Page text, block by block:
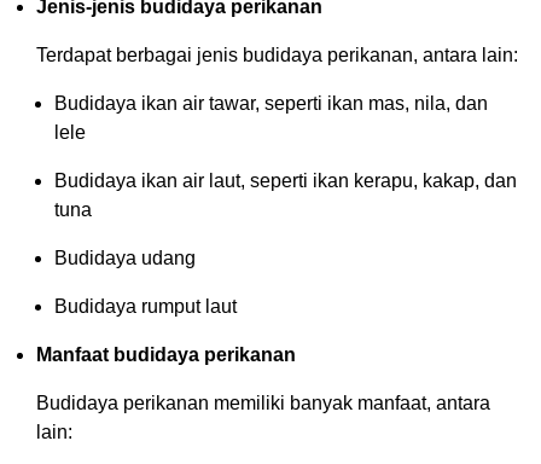
Jenis-jenis budidaya perikanan
Terdapat berbagai jenis budidaya perikanan, antara lain:
Budidaya ikan air tawar, seperti ikan mas, nila, dan
lele
Budidaya ikan air laut, seperti ikan kerapu, kakap, dan
tuna
Budidaya udang
Budidaya rumput laut
Manfaat budidaya perikanan
Budidaya perikanan memiliki banyak manfaat, antara
lain: